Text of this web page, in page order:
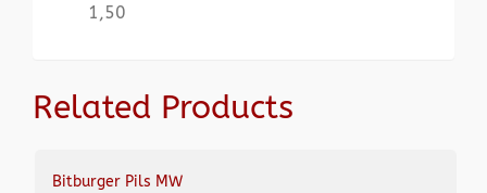
1,50
Related Products
Bitburger Pils MW